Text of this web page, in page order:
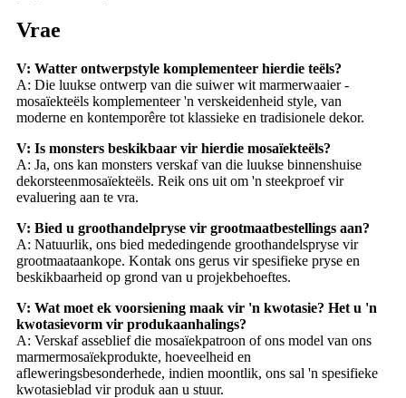
Vrae
V: Watter ontwerpstyle komplementeer hierdie teëls?
A: Die luukse ontwerp van die suiwer wit marmerwaaier -
mosaïekteëls komplementeer 'n verskeidenheid style, van
moderne en kontemporêre tot klassieke en tradisionele dekor.
V: Is monsters beskikbaar vir hierdie mosaïekteëls?
A: Ja, ons kan monsters verskaf van die luukse binnenshuise
dekorsteenmosaïekteëls. Reik ons ​​uit om 'n steekproef vir
evaluering aan te vra.
V: Bied u groothandelpryse vir grootmaatbestellings aan?
A: Natuurlik, ons bied mededingende groothandelspryse vir
grootmaataankope. Kontak ons ​​gerus vir spesifieke pryse en
beskikbaarheid op grond van u projekbehoeftes.
V: Wat moet ek voorsiening maak vir 'n kwotasie? Het u 'n
kwotasievorm vir produkaanhalings?
A: Verskaf asseblief die mosaïekpatroon of ons model van ons
marmermosaïekprodukte, hoeveelheid en
afleweringsbesonderhede, indien moontlik, ons sal 'n spesifieke
kwotasieblad vir produk aan u stuur.